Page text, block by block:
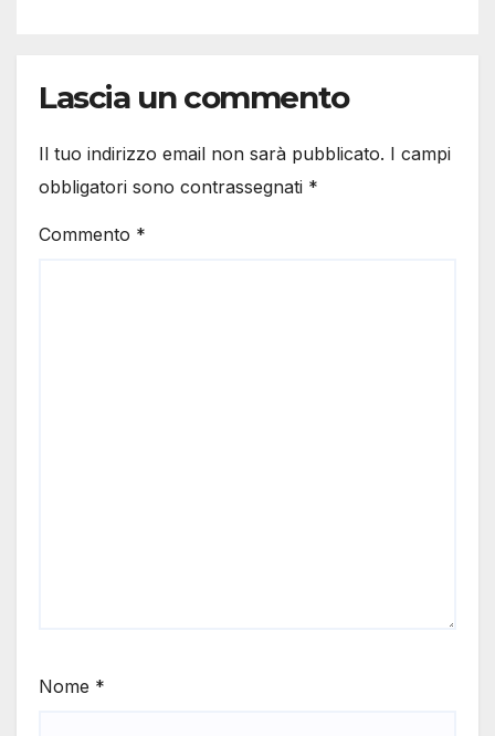
Lascia un commento
Il tuo indirizzo email non sarà pubblicato. I campi
obbligatori sono contrassegnati *
Commento *
Nome *